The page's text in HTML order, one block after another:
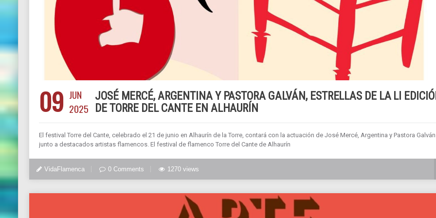
09 JUN
2025
JOSÉ MERCÉ, ARGENTINA Y PASTORA GALVÁN, ESTRELLAS DE LA LI
DE TORRE DEL CANTE EN ALHAURÍN
El festival Torre del Cante, celebrado el 21 de junio en Alhaurín de la Torre, contará con la actuación de José Mercé, Argentina y Pastora Galván
junto a destacados artistas flamencos. El festival de flamenco Torre del Cante de Alhaurín
VidaFlamenca 0 Comments 1270 views